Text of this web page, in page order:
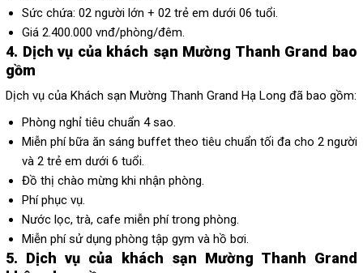
Sức chứa: 02 người lớn + 02 trẻ em dưới 06 tuổi.
Giá 2.400.000 vnđ/phòng/đêm.
4. Dịch vụ của khách sạn Mường Thanh Grand bao
gồm
Dịch vụ của Khách sạn Mường Thanh Grand Hạ Long đã bao gồm:
Phòng nghỉ tiêu chuẩn 4 sao.
Miễn phí bữa ăn sáng buffet theo tiêu chuẩn tối đa cho 2 người
và 2 trẻ em dưới 6 tuổi.
Đồ thị chào mừng khi nhận phòng.
Phí phục vụ.
Nước lọc, trà, cafe miễn phí trong phòng.
Miễn phí sử dụng phòng tập gym và hồ bơi.
5. Dịch vụ của khách sạn Mường Thanh Grand